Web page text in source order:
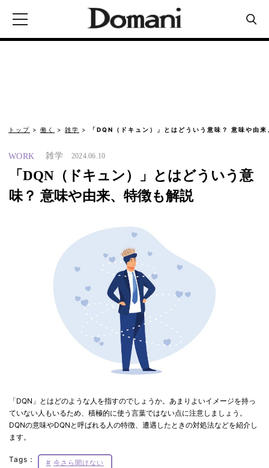
トップ 働く 雑学 「DQN（ドキュン）」とはどういう意味？ 意味や由
WORK 雑学 2024.06.10
「DQN（ドキュン）」とはどういう意
味？ 意味や由来、特徴も解説
「DQN」とはどのような人を指すのでしょうか。あまりよいイメージを持っ
ていない人もいるため、積極的に使う言葉ではない点に注意しましょう。
DQNの意味やDQNと呼ばれる人の特徴、遭遇したときの対処法などを紹介し
ます。
Tags： 今さら聞けない